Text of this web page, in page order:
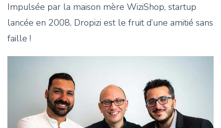
Impulsée par la maison mère WiziShop, startup
lancée en 2008, Dropizi est le fruit d’une amitié sans
faille !